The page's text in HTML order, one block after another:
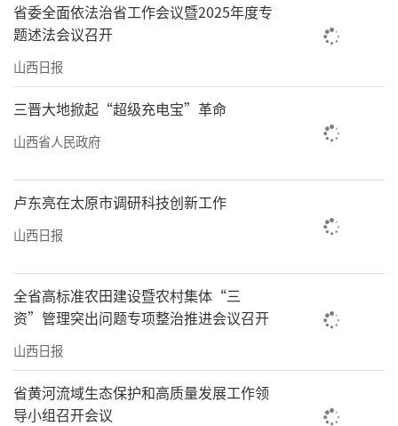
省委全面依法治省工作会议暨2025年度专
题述法会议召开
山西日报
三晋大地掀起“超级充电宝”革命
山西省人民政府
卢东亮在太原市调研科技创新工作
山西日报
全省高标准农田建设暨农村集体“三
资”管理突出问题专项整治推进会议召开
山西日报
省黄河流域生态保护和高质量发展工作领
导小组召开会议